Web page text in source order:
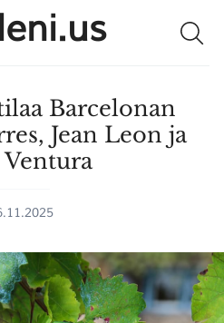
Barcelonan
Jean Leon ja
Ventura